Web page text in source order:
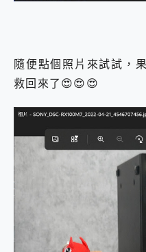
隨便點個照片來試試，
救回來了😍😍😍